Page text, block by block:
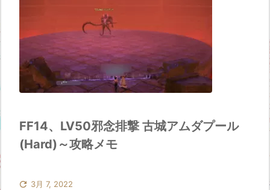
FF14、LV50邪念排撃 古城アムダプール
(Hard)～攻略メモ
 3月 7, 2022